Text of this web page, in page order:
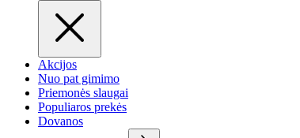
Akcijos
Nuo pat gimimo
Priemonės slaugai
Populiaros prekės
Dovanos